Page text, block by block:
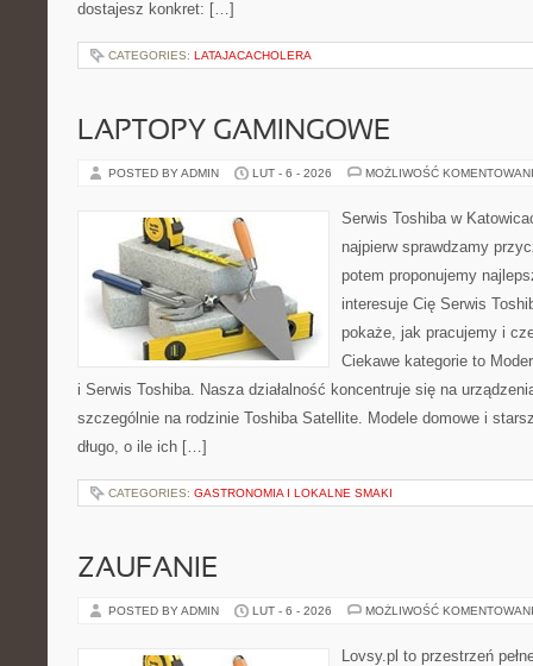
dostajesz konkret: […]
CATEGORIES: LATAJACACHOLERA
LAPTOPY GAMINGOWE
POSTED BY ADMIN LUT - 6 - 2026 MOŻLIWOŚĆ
Serwis Toshiba w
najpierw sprawdzamy
potem proponujemy
interesuje Cię Serwis
pokaże, jak pracujemy i
Ciekawe kategorie to
i Serwis Toshiba. Nasza działalność koncentruje się na
szczególnie na rodzinie Toshiba Satellite. Modele domowe i
długo, o ile ich […]
CATEGORIES: GASTRONOMIA I LOKALNE SMAKI
ZAUFANIE
POSTED BY ADMIN LUT - 6 - 2026 MOŻLIWOŚĆ
Lovsy.pl to przestrzeń